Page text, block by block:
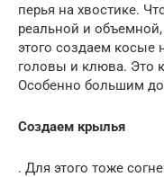
перья на хвостике.
реальной и
этого создаем косые
головы и клюва. Это
Особенно большим
Создаем крылья
. Для этого тоже